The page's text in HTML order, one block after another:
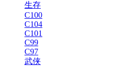
生存
C100
C104
C101
C99
C97
武侠